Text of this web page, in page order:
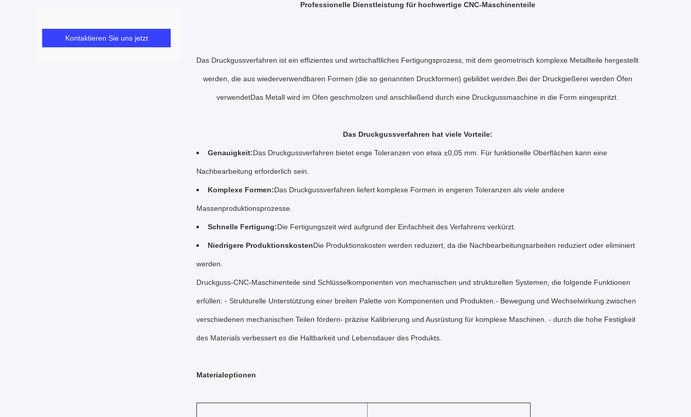
Kontaktieren Sie uns jetzt
Professionelle Dienstleistung für hochwertige CNC-Maschinenteile
Das Druckgussverfahren ist ein effizientes und wirtschaftliches Fertigungsprozess, mit dem geometrisch komplexe Metallteile hergestellt
werden, die aus wiederverwendbaren Formen (die so genannten Druckformen) gebildet werden.Bei der Druckgießerei werden Öfen
verwendetDas Metall wird im Ofen geschmolzen und anschließend durch eine Druckgussmaschine in die Form eingespritzt.
Das Druckgussverfahren hat viele Vorteile:
Genauigkeit:Das Druckgussverfahren bietet enge Toleranzen von etwa ±0,05 mm. Für funktionelle Oberflächen kann eine
Nachbearbeitung erforderlich sein.
Komplexe Formen:Das Druckgussverfahren liefert komplexe Formen in engeren Toleranzen als viele andere
Massenproduktionsprozesse.
Schnelle Fertigung:Die Fertigungszeit wird aufgrund der Einfachheit des Verfahrens verkürzt.
Niedrigere ProduktionskostenDie Produktionskosten werden reduziert, da die Nachbearbeitungsarbeiten reduziert oder eliminiert
werden.
Druckguss-CNC-Maschinenteile sind Schlüsselkomponenten von mechanischen und strukturellen Systemen, die folgende Funktionen
erfüllen: - Strukturelle Unterstützung einer breiten Palette von Komponenten und Produkten.- Bewegung und Wechselwirkung zwischen
verschiedenen mechanischen Teilen fördern- präzise Kalibrierung und Ausrüstung für komplexe Maschinen. - durch die hohe Festigkeit
des Materials verbessert es die Haltbarkeit und Lebensdauer des Produkts.
Materialoptionen